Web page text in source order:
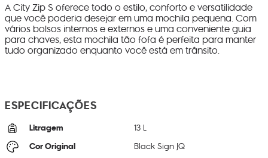
A City Zip S oferece todo o estilo, conforto e versatilidade
que você poderia desejar em uma mochila pequena. Com
vários bolsos internos e externos e uma conveniente guia
para chaves, esta mochila tão fofa é perfeita para manter
tudo organizado enquanto você está em trânsito.
ESPECIFICAÇÕES
Litragem 13 L
Cor Original Black Sign JQ